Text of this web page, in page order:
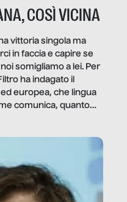
COSÌ VICINA
vittoria singola ma
in faccia e capire se
somigliamo a lei. Per
ha indagato il
europea, che lingua
comunica, quanto